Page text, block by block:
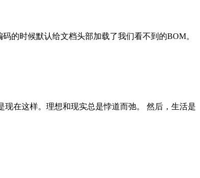
的时候默认给文档头部加载了我们看不到的BOM。
在这样。理想和现实总是悖道而弛。 然后，生活是